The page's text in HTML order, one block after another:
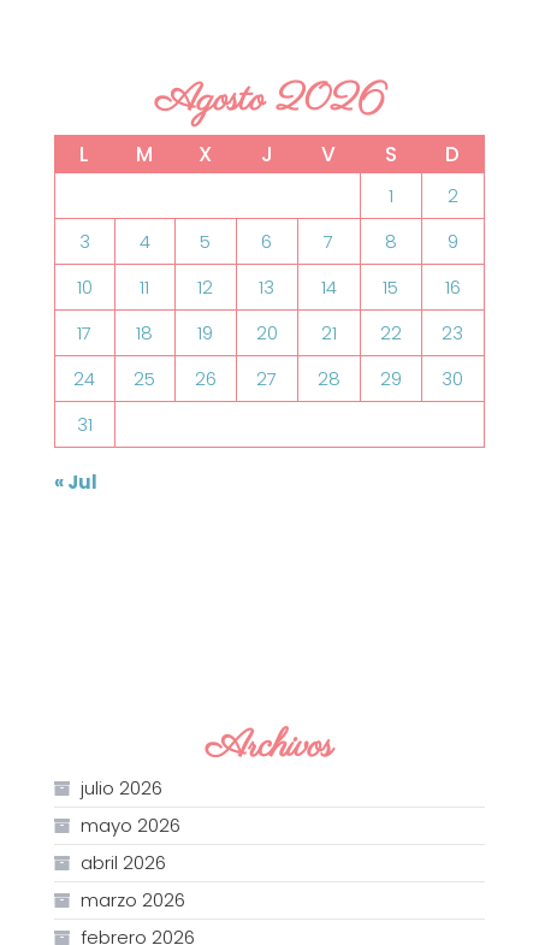
Agosto 2026
L M X J V S D
1
2
3
4 5 6 7 8
9
10
11 12 13 14 15
16
17
18 19 20 21 22
23
24
25 26 27 28 29
30
31
« Jul
Archivos
julio 2026
mayo 2026
abril 2026
marzo 2026
febrero 2026